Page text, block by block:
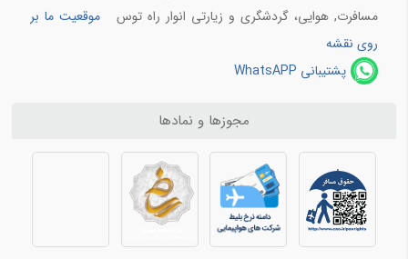
فرودگاه بین المللی امام خمینی
فرودگاه جدید استانبول
شرکت های ریلی
معرفی شرکت ریلی فدک
معرفی راه آهن جمهوری اسلامی ایران
معرفی قطار های 5 ستاره در ایران
مسافرت, هوایی، گردشگری و زیارتی انوار راه توس موقعیت ما بر
روی نقشه
پشتیبانی WhatsAPP
مجوزها و نمادها